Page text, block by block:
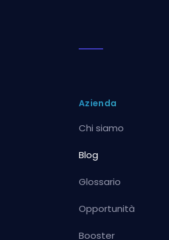
Azienda
Chi siamo
Blog
Glossario
Opportunità
Booster